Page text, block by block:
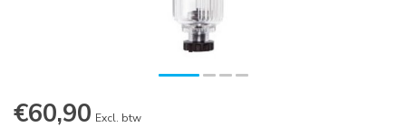
€60,90 Excl. btw